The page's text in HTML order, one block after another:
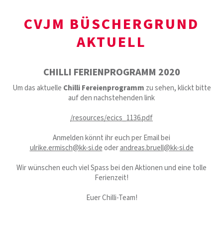
CVJM BÜSCHERGRUND
AKTUELL
CHILLI FERIENPROGRAMM 2020
Um das aktuelle Chilli Fereienprogramm zu sehen, klickt bitte
auf den nachstehenden link
/resources/ecics_1136.pdf
Anmelden könnt ihr euch per Email bei
ulrike.ermisch@kk-si.deoderandreas.bruell@kk-si.de
Wir wünschen euch viel Spass bei den Aktionen und eine tolle
Ferienzeit!
Euer Chilli-Team!